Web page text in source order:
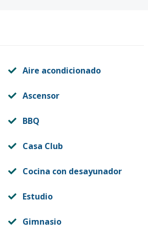
Aire acondicionado
Ascensor
BBQ
Casa Club
Cocina con desayunador
Estudio
Gimnasio